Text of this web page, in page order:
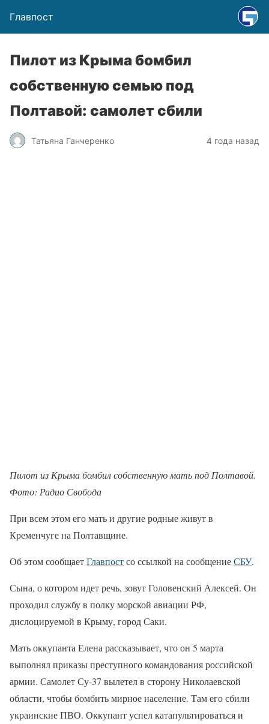
Главпост
Пилот из Крыма бомбил
собственную семью под
Полтавой: самолет сбили
Татьяна Ганчеренко 4 года назад
Пилот из Крыма бомбил собственную мать под Полтавой.
Фото: Радио Свобода
При всем этом его мать и другие родные живут в
Кременчуге на Полтавщине.
Об этом сообщаетГлавпостсо ссылкой на сообщениеСБУ.
Сына, о котором идет речь, зовут Головенский Алексей. Он
проходил службу в полку морской авиации РФ,
дислоцируемой в Крыму, город Саки.
Мать оккупанта Елена рассказывает, что он 5 марта
выполнял приказы преступного командования российской
армии. Самолет Су-37 вылетел в сторону Николаевской
области, чтобы бомбить мирное население. Там его сбили
украинские ПВО. Оккупант успел катапультироваться и